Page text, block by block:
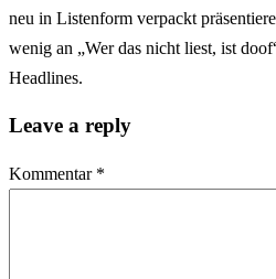
neu in Listenform verpackt
wenig an „Wer das nicht liest, ist
Headlines.
Leave a reply
Kommentar *